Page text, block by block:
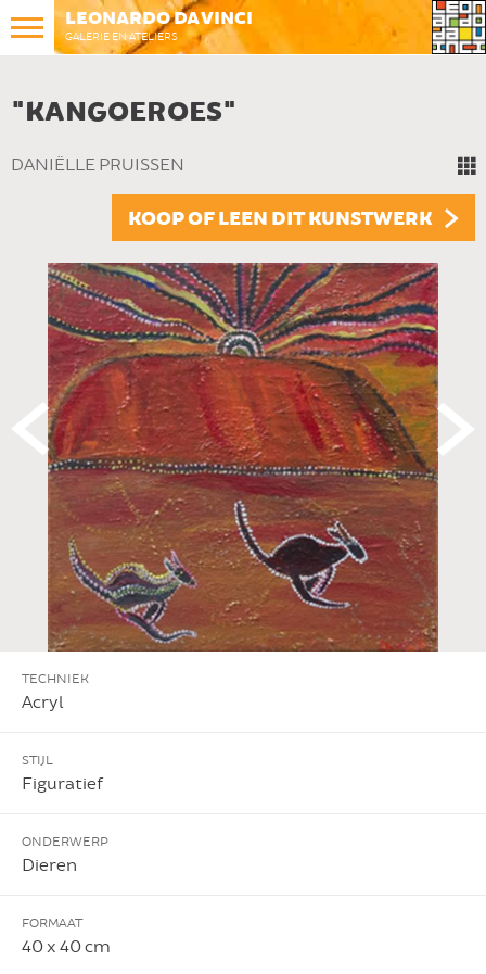
LEONARDO DA VINCI
GALERIE EN ATELIERS
"KANGOEROES"
DANIËLLE PRUISSEN
KOOP OF LEEN DIT KUNSTWERK
TECHNIEK
Acryl
STIJL
Figuratief
ONDERWERP
Dieren
FORMAAT
40 x 40 cm